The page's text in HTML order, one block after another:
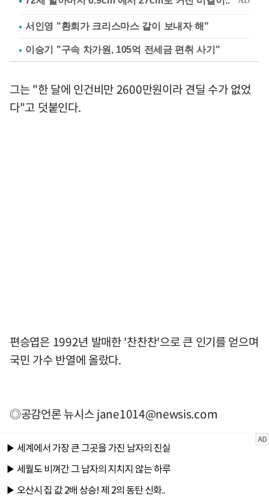
서인영 "환희가 크리스마스 같이 보내자 해"
이승기 "구속 차가원, 105억 전세금 편취 사기"
그는 "한 달에 인건비만 2600만원이라 견딜 수가 없었
다"고 덧붙인다.
편승엽은 1992년 발매한 '찬찬찬'으로 큰 인기를 얻으며
국민 가수 반열에 올랐다.
◎공감언론 뉴시스jane1014@newsis.com